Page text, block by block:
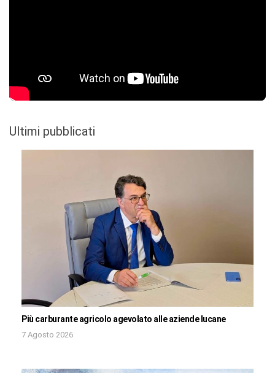
Ultimi pubblicati
Più carburante agricolo agevolato alle aziende lucane
7 Agosto 2026